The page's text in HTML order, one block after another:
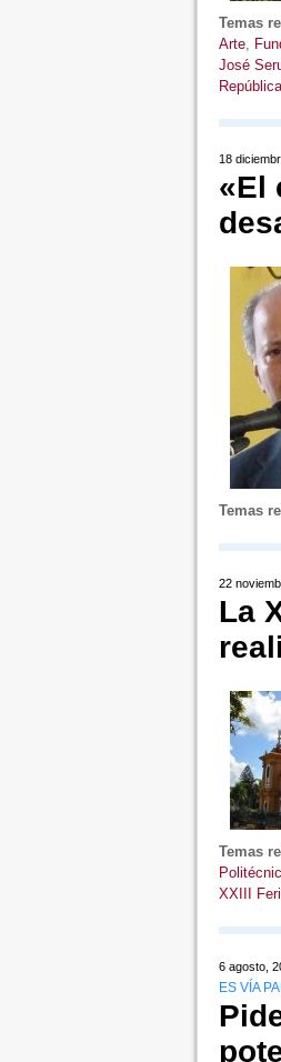
Temas
Arte,
José
18
«El
Temas
22
La
Temas
XXIII
6 agosto,
ES VÍA